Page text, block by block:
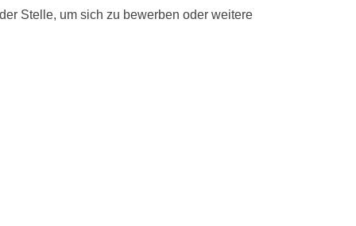
Stelle, um sich zu bewerben oder weitere